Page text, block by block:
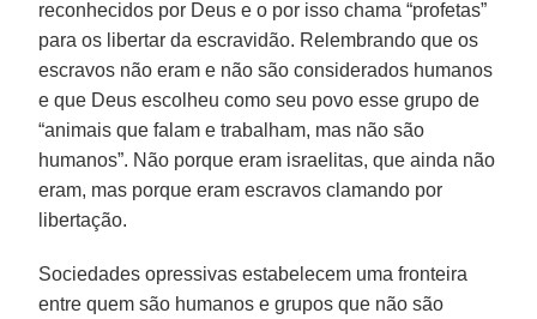
reconhecidos por Deus e o por isso chama “profetas”
para os libertar da escravidão. Relembrando que os
escravos não eram e não são considerados humanos
e que Deus escolheu como seu povo esse grupo de
“animais que falam e trabalham, mas não são
humanos”. Não porque eram israelitas, que ainda não
eram, mas porque eram escravos clamando por
libertação.
Sociedades opressivas estabelecem uma fronteira
entre quem são humanos e grupos que não são